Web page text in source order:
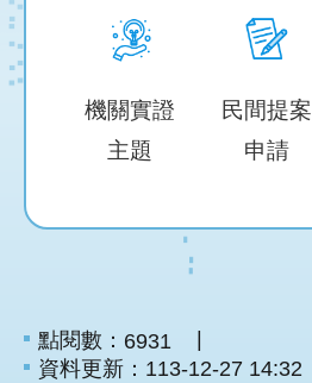
機關實證
主題
民間提案
申請
點閱數： 6931
資料更新： 113-12-27 14:32